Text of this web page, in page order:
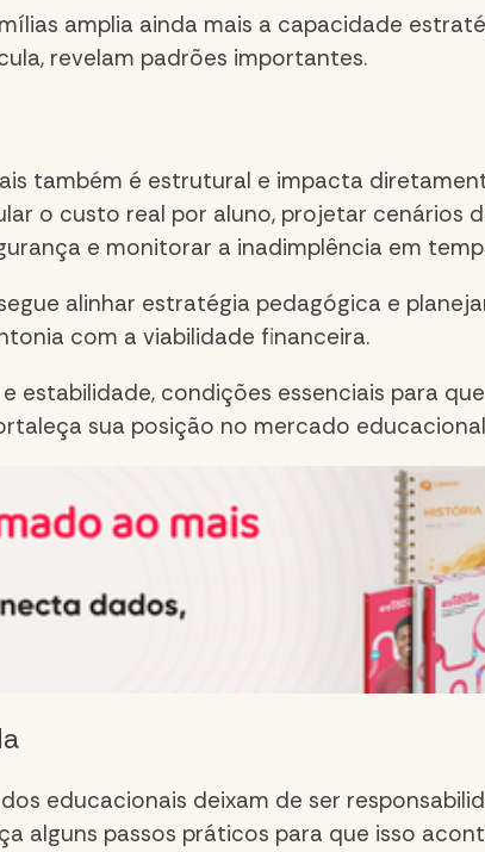
amplia ainda mais a capacidade
revelam padrões importantes.
também é estrutural e impacta
o custo real por aluno, projetar cenários
e monitorar a inadimplência em
alinhar estratégia pedagógica e
com a viabilidade financeira.
estabilidade, condições essenciais para
sua posição no mercado
educacionais deixam de ser
alguns passos práticos para que isso